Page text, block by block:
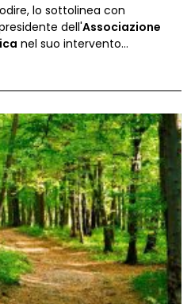
lo sottolinea con
dell'Associazione
nel suo intervento